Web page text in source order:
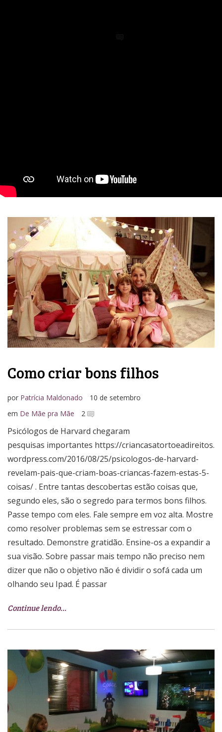
Continue lendo…
Como criar bons filhos
por Patrícia Maldonado
10 de setembro
em De Mãe pra Mãe 2
Psicólogos de Harvard chegaram
pesquisas importantes https://criancasatortoeadireitos.
wordpress.com/2016/08/25/psicologos-de-harvard-
revelam-pais-que-criam-boas-criancas-fazem-estas-5-
coisas/ . Entre tantas descobertas estão coisas que,
segundo eles, são o segredo para termos bons filhos.
Passe tempo com eles. Fale sempre em voz alta. Mostre
como resolver problemas sem se estressar com o
resultado. Demonstre gratidão. Ensine-os a expandir a
sua visão. Sobre passar mais tempo não preciso nem
dizer que não o objetivo não é dividir o sofá cada um
olhando seu Ipad. É passar
Continue lendo…